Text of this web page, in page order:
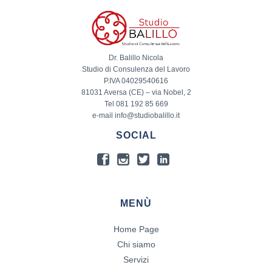
Dr. Balillo Nicola
Studio di Consulenza del Lavoro
P.IVA 04029540616
81031 Aversa (CE) – via Nobel, 2
Tel 081 192 85 669
e-mail info@studiobalillo.it
SOCIAL
MENÙ
Home Page
Chi siamo
Servizi